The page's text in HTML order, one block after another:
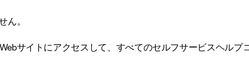
ん。
サイトにアクセスして、すべてのセルフサービスヘルプ